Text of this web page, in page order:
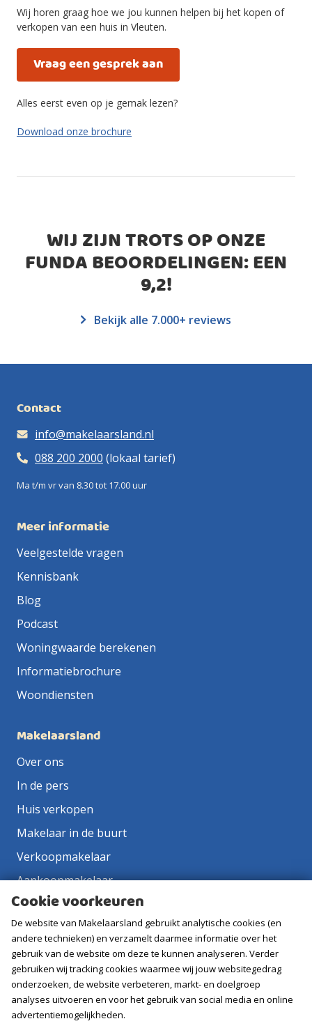
Wij horen graag hoe we jou kunnen helpen bij het kopen of
verkopen van een huis in Vleuten.
Vraag een gesprek aan
Alles eerst even op je gemak lezen?
Download onze brochure
WIJ ZIJN TROTS OP ONZE
FUNDA BEOORDELINGEN: EEN
9,2!
Bekijk alle 7.000+ reviews
Contact
info@makelaarsland.nl
088 200 2000 (lokaal tarief)
Ma t/m vr van 8.30 tot 17.00 uur
Meer informatie
Veelgestelde vragen
Kennisbank
Blog
Podcast
Woningwaarde berekenen
Informatiebrochure
Woondiensten
Makelaarsland
Over ons
In de pers
Huis verkopen
Makelaar in de buurt
Verkoopmakelaar
Aankoopmakelaar
Contact
Vacatures
Volg ons
Cookie voorkeuren
De website van Makelaarsland gebruikt analytische cookies (en
andere technieken) en verzamelt daarmee informatie over het
gebruik van de website om deze te kunnen analyseren. Verder
gebruiken wij tracking cookies waarmee wij jouw websitegedrag
onderzoeken, de website verbeteren, markt- en doelgroep
analyses uitvoeren en voor het gebruik van social media en online
advertentiemogelijkheden.